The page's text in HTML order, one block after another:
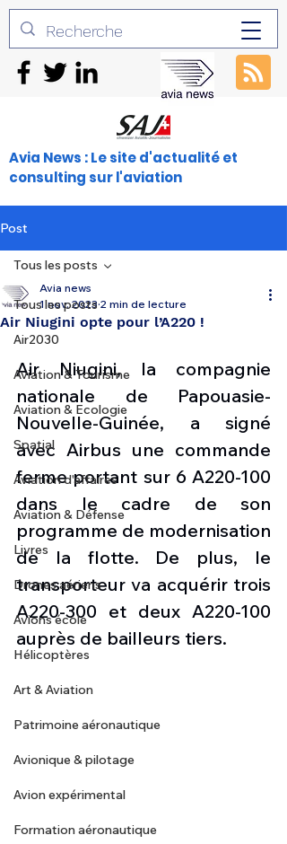
Avia News : Le site d'actualité et
consulting sur l'aviation
Post
Tous les posts
Air2030
Aviation & Tourisme
Aviation & Ecologie
Spatial
Aviation d'affaires
Aviation & Défense
Livres
Drones aériens
Avions école
Hélicoptères
Art & Aviation
Patrimoine aéronautique
Avionique & pilotage
Avion expérimental
Formation aéronautique
Tous les posts
Air Niugini opte pour l’A220 !
Avia news
1 nov. 2023 2 min de lecture
Air Niugini, la compagnie
nationale de Papouasie-
Nouvelle-Guinée, a signé
avec Airbus une commande
ferme portant sur 6 A220-100
dans le cadre de son
programme de modernisation
de la flotte. De plus, le
transporteur va acquérir trois
A220-300 et deux A220-100
auprès de bailleurs tiers.